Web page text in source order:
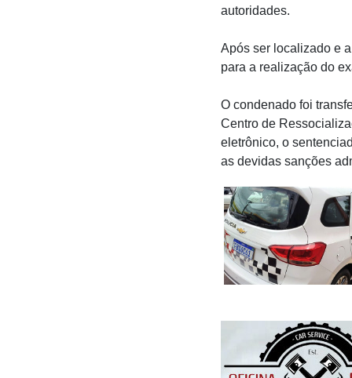
autoridades.
Após ser localizado e
para a realização do
O condenado foi
Centro de
eletrônico, o
as devidas sanções